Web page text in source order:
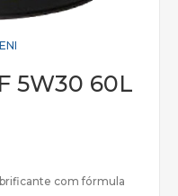
ENI
5W30 60L
com fórmula